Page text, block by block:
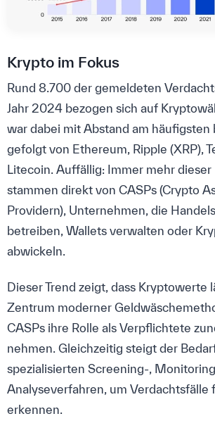
Krypto im Fokus
Rund 8.700 der gemeldeten
Jahr 2024 bezogen sich auf
war dabei mit Abstand am häufigsten
gefolgt von Ethereum, Ripple (XRP),
Litecoin. Auffällig: Immer mehr
stammen direkt von CASPs (Crypto
Providern), Unternehmen, die
betreiben, Wallets verwalten oder
abwickeln.
Dieser Trend zeigt, dass Kryptowerte
Zentrum moderner
CASPs ihre Rolle als Verpflichtete
nehmen. Gleichzeitig steigt der
spezialisierten Screening-,
Analyseverfahren, um Verdachtsfälle
erkennen.